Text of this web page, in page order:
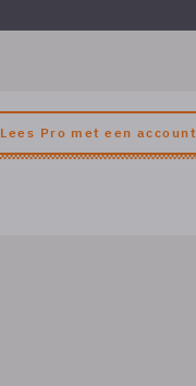
Lees Pro met een account